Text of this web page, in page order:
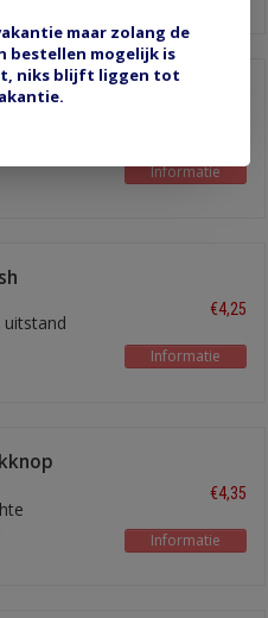
Informatie
€4,25
Informatie
€4,35
Informatie
maar zolang de
bestellen mogelijk is
niks blijft liggen tot